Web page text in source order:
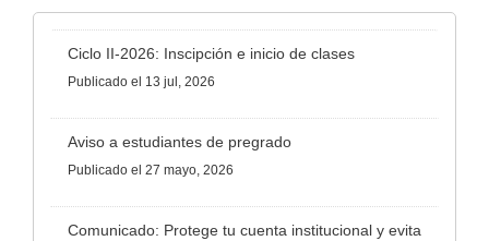
Ciclo II-2026: Inscipción e inicio de clases
Publicado el 13 jul, 2026
Aviso a estudiantes de pregrado
Publicado el 27 mayo, 2026
Comunicado: Protege tu cuenta institucional y evita